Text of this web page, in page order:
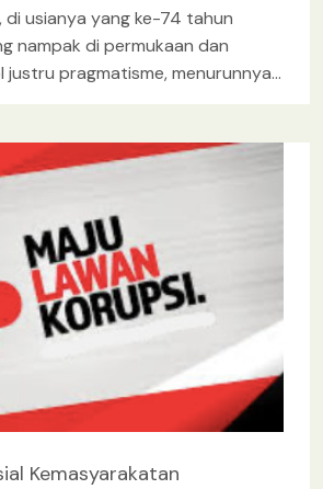
di usianya yang ke-74 tahun
nampak di permukaan dan
justru pragmatisme, menurunnya
Kemasyarakatan